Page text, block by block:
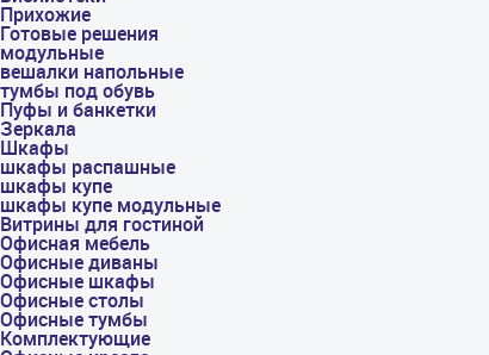
Прихожие
Готовые решения
модульные
вешалки напольные
тумбы под обувь
Пуфы и банкетки
Зеркала
Шкафы
шкафы распашные
шкафы купе
шкафы купе модульные
Витрины для гостиной
Офисная мебель
Офисные диваны
Офисные шкафы
Офисные столы
Офисные тумбы
Комплектующие